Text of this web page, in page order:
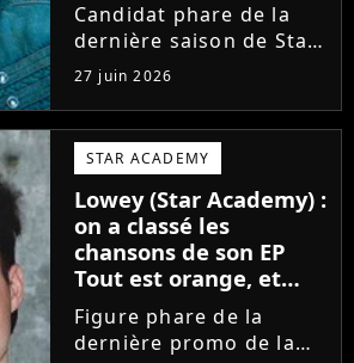
Candidat phare de la
dernière saison de Star
Academy, Bastiaan fait
enfin les présentations
en musique. Découvrez
son premier single
Château, très Troye
Sivan dans l'esprit, et
son...
27 juin 2026
STAR ACADEMY
Lowey (Star Academy) :
on a classé les
chansons de son EP
Tout est orange, et
voici la meilleure !
Figure phare de la
dernière promo de la